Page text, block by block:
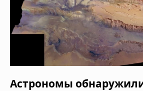
Астрономы